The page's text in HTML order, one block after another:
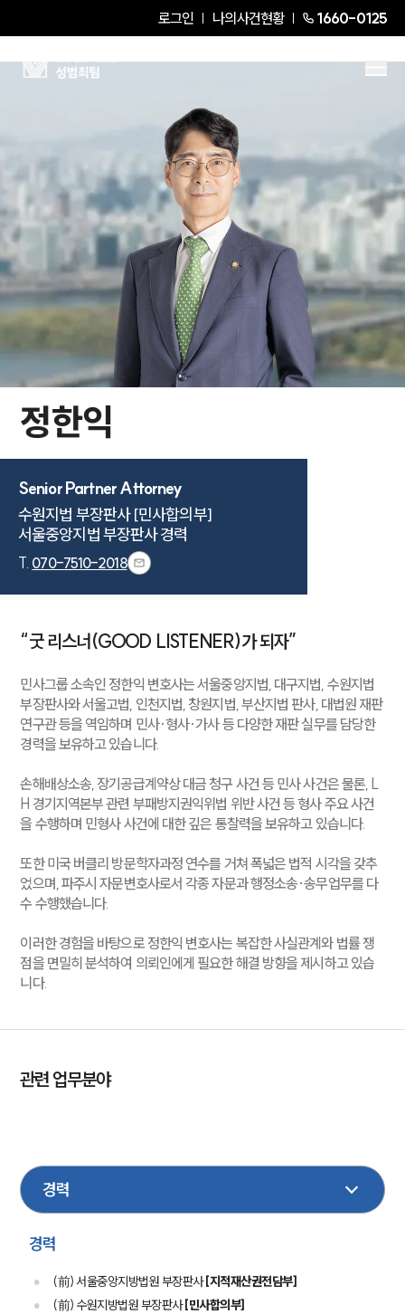
로그인 나의사건현황 1660-0125
정한익Senior Partner Attorney
정한익
Senior Partner Attorney
수원지법 부장판사 [민사합의부]
서울중앙지법 부장판사 경력
T. 070-7510-2018
“굿 리스너(GOOD LISTENER)가 되자”
민사그룹 소속인 정한익 변호사는 서울중앙지법, 대구지법, 수원지법
부장판사와 서울고법, 인천지법, 창원지법, 부산지법 판사, 대법원 재판
연구관 등을 역임하며 민사·형사·가사 등 다양한 재판 실무를 담당한
경력을 보유하고 있습니다.
손해배상소송, 장기공급계약상 대금 청구 사건 등 민사 사건은 물론, L
H 경기지역본부 관련 부패방지권익위법 위반 사건 등 형사 주요 사건
을 수행하며 민형사 사건에 대한 깊은 통찰력을 보유하고 있습니다.
또한 미국 버클리 방문학자과정 연수를 거쳐 폭넓은 법적 시각을 갖추
었으며, 파주시 자문변호사로서 각종 자문과 행정소송·송무업무를 다
수 수행했습니다.
이러한 경험을 바탕으로 정한익 변호사는 복잡한 사실관계와 법률 쟁
점을 면밀히 분석하여 의뢰인에게 필요한 해결 방향을 제시하고 있습
니다.
관련 업무분야
경력
(前) 서울중앙지방법원 부장판사[지적재산권전담부]
(前) 수원지방법원 부장판사[민사합의부]